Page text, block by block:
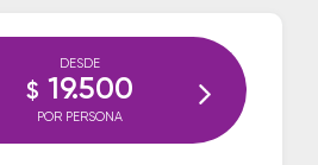
DESDE
$ 19.500
POR PERSONA